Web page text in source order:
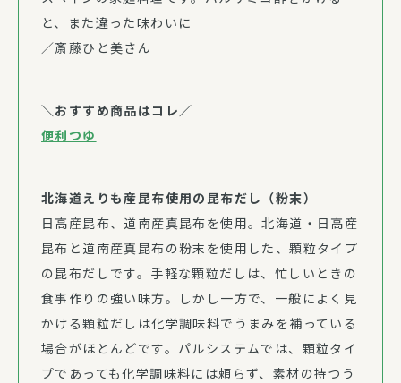
と、また違った味わいに
／斎藤ひと美さん
＼おすすめ商品はコレ／
便利つゆ
北海道えりも産昆布使用の昆布だし（粉末）
日高産昆布、道南産真昆布を使用。北海道・日高産
昆布と道南産真昆布の粉末を使用した、顆粒タイプ
の昆布だしです。手軽な顆粒だしは、忙しいときの
食事作りの強い味方。しかし一方で、一般によく見
かける顆粒だしは化学調味料でうまみを補っている
場合がほとんどです。パルシステムでは、顆粒タイ
プであっても化学調味料には頼らず、素材の持つう